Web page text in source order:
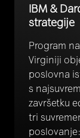
IBM &
strategije
Program
Virginiji
poslovna
s
završetku
tri